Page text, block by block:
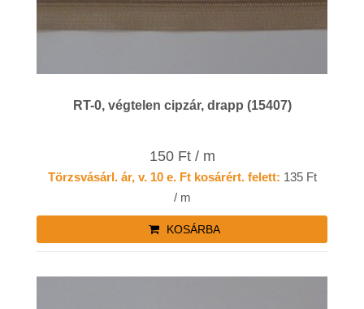
RT-0, végtelen cipzár, drapp (15407)
150 Ft / m
Törzsvásárl. ár, v. 10 e. Ft kosárért. felett: 135 Ft
/ m
KOSÁRBA